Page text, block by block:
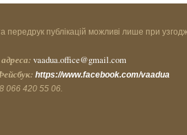
передрук публікацій можливі лише при
vaadua.office@gmail.com
https://www.facebook.com/vaadua
066 420 55 06.